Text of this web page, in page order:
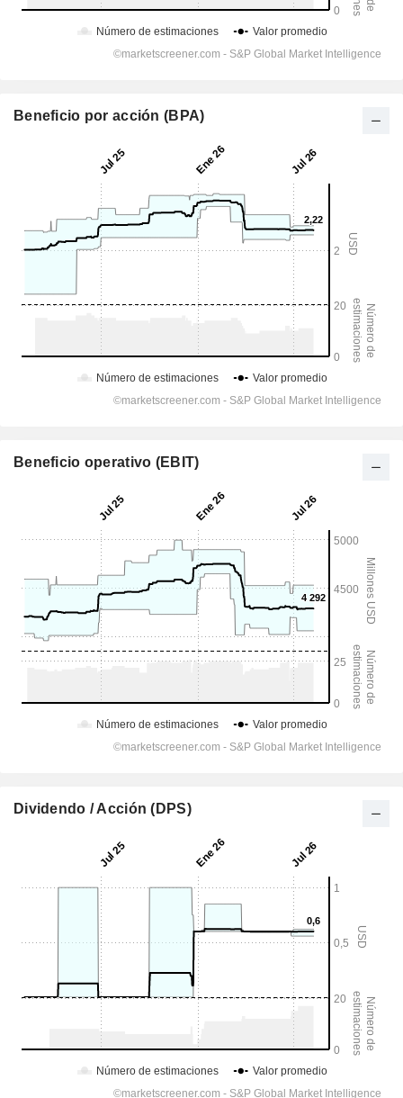
Beneficio por acción (BPA)
Beneficio operativo (EBIT)
Dividendo / Acción (DPS)